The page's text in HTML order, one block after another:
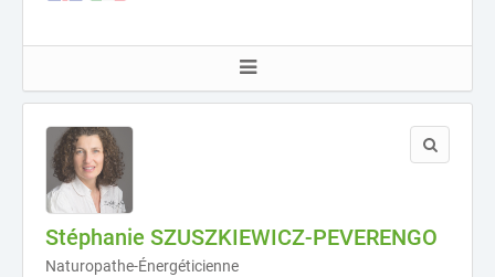
Stéphanie SZUSZKIEWICZ-PEVERENGO
Naturopathe-Énergéticienne